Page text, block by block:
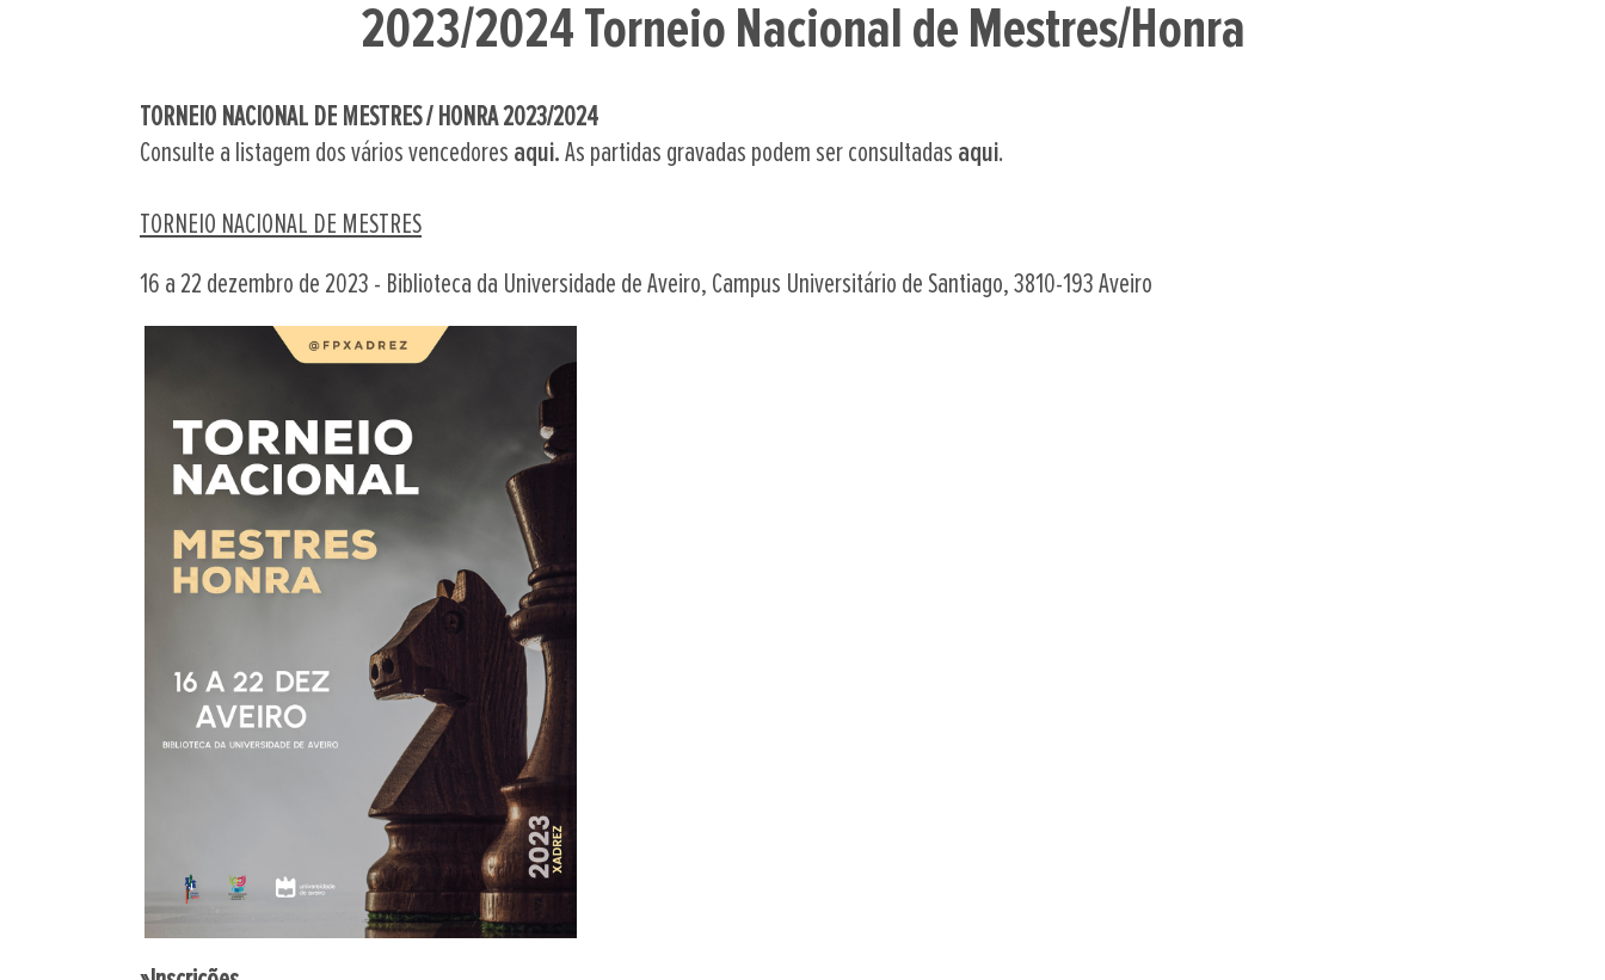
2023/2024 Torneio Nacional de Mestres/Honra
TORNEIO NACIONAL DE MESTRES / HONRA 2023/2024
Consulte a listagem dos vários vencedores aqui. As partidas gravadas podem ser consultadas aqui.
TORNEIO NACIONAL DE MESTRES
16 a 22 dezembro de 2023 - Biblioteca da Universidade de Aveiro, Campus Universitário de Santiago, 3810-193 Aveiro